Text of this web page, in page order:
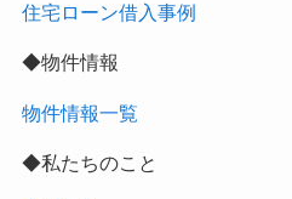
住宅ローン借入事例
◆物件情報
物件情報一覧
◆私たちのこと